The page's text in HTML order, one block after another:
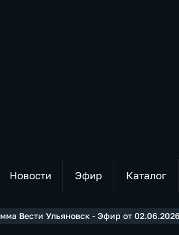
Новости Эфир Каталог
Вести Ульяновск - Эфир от